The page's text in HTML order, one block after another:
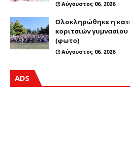
Αύγουστος 06, 2026
Ολοκληρώθηκε η
κοριτσιών
(φωτο)
Αύγουστος 06, 2026
ADS